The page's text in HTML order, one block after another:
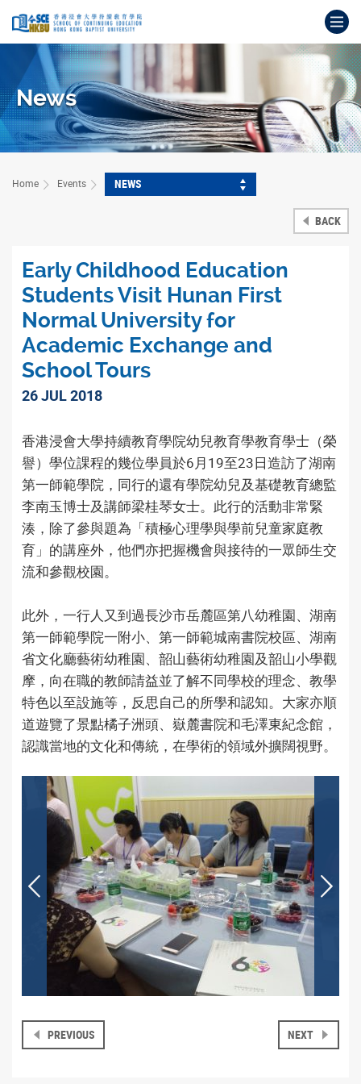
content
content
start
News
Home Events NEWS
BACK
Early Childhood Education
Students Visit Hunan First
Normal University for
Academic Exchange and
School Tours
26 JUL 2018
香港浸會大學持續教育學院幼兒教育學教育學士（榮
譽）學位課程的幾位學員於6月19至23日造訪了湖南
第一師範學院，同行的還有學院幼兒及基礎教育總監
李南玉博士及講師梁桂琴女士。此行的活動非常緊
湊，除了參與題為「積極心理學與學前兒童家庭教
育」的講座外，他們亦把握機會與接待的一眾師生交
流和參觀校園。
此外，一行人又到過長沙市岳麓區第八幼稚園、湖南
第一師範學院一附小、第一師範城南書院校區、湖南
省文化廳藝術幼稚園、韶山藝術幼稚園及韶山小學觀
摩，向在職的教師請益並了解不同學校的理念、教學
特色以至設施等，反思自己的所學和認知。大家亦順
道遊覽了景點橘子洲頭、嶽麓書院和毛澤東紀念館，
認識當地的文化和傳統，在學術的領域外擴闊視野。
PREVIOUS NEXT